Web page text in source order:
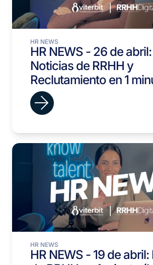
HR NEWS
HR NEWS - 26 de abril:
Noticias de RRHH y
Reclutamiento en 1
viterbit y RRHH Digital)
HR NEWS
HR NEWS - 19 de